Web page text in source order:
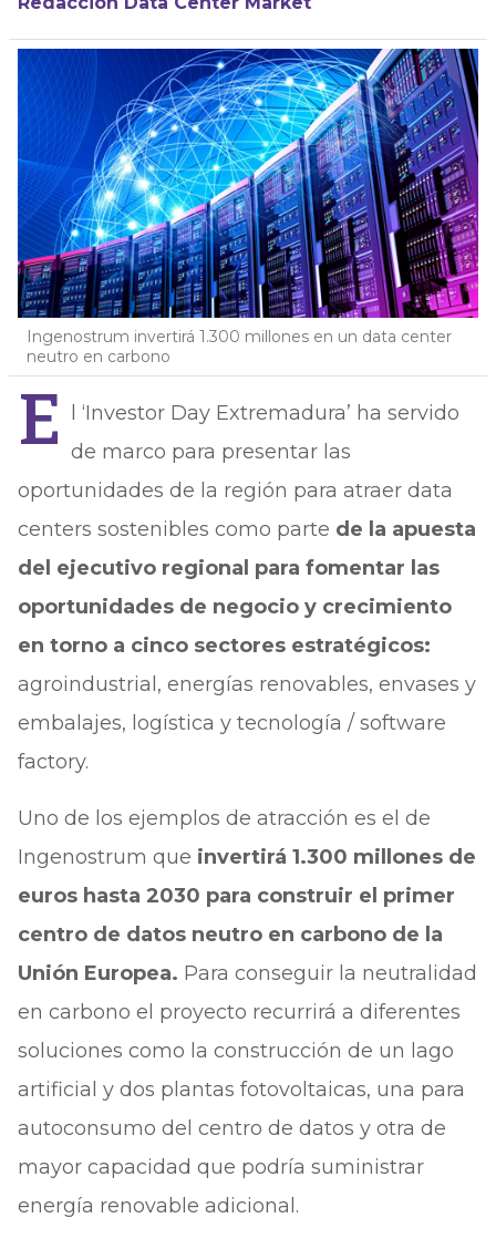
Ingenostrum invertirá 1.300 millones en un data center
neutro en carbono
E
l ‘Investor Day Extremadura’ ha servido
de marco para presentar las
oportunidades de la región para atraer data
centers sostenibles como parte de la apuesta
del ejecutivo regional para fomentar las
oportunidades de negocio y crecimiento
en torno a cinco sectores estratégicos:
agroindustrial, energías renovables, envases y
embalajes, logística y tecnología / software
factory.
Uno de los ejemplos de atracción es el de
Ingenostrum que invertirá 1.300 millones de
euros hasta 2030 para construir el primer
centro de datos neutro en carbono de la
Unión Europea. Para conseguir la neutralidad
en carbono el proyecto recurrirá a diferentes
soluciones como la construcción de un lago
artificial y dos plantas fotovoltaicas, una para
autoconsumo del centro de datos y otra de
mayor capacidad que podría suministrar
energía renovable adicional.